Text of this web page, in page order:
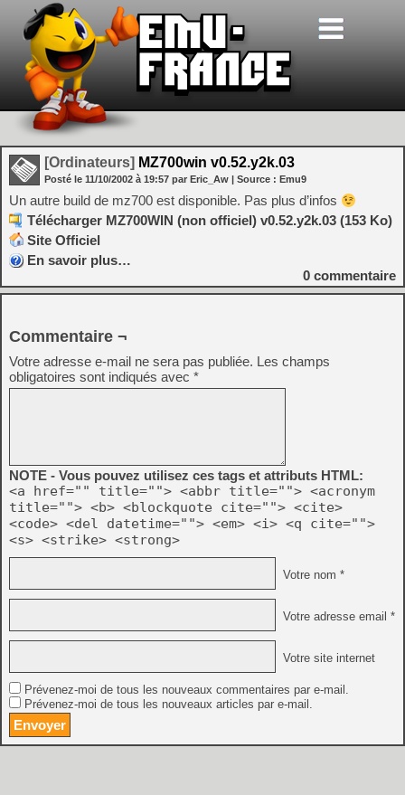
[Ordinateurs] MZ700win v0.52.y2k.03
Posté le 11/10/2002 à 19:57 par Eric_Aw | Source : Emu9
Un autre build de mz700 est disponible. Pas plus d’infos
Télécharger MZ700WIN (non officiel) v0.52.y2k.03 (153 Ko)
Site Officiel
En savoir plus…
0 commentaire
Commentaire ¬
Votre adresse e-mail ne sera pas publiée. Les champs
obligatoires sont indiqués avec *
NOTE - Vous pouvez utilisez ces tags et attributs HTML:
<a href="" title=""> <abbr title=""> <acronym
title=""> <b> <blockquote cite=""> <cite>
<code> <del datetime=""> <em> <i> <q cite="">
<s> <strike> <strong>
Votre nom *
Votre adresse email *
Votre site internet
Prévenez-moi de tous les nouveaux commentaires par e-mail.
Prévenez-moi de tous les nouveaux articles par e-mail.